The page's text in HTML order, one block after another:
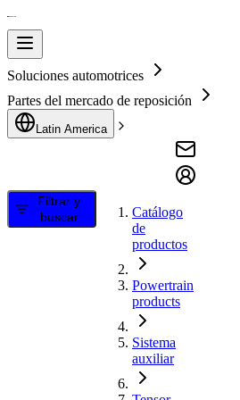
Soluciones automotrices
Partes del mercado de reposición
Latin America
Filtrar y
buscar
Catálogo
de
productos
Powertrain
products
Sistema
auxiliar